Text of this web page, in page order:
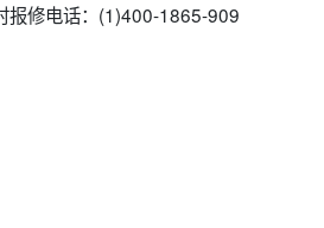
报修电话：(1)400-1865-909